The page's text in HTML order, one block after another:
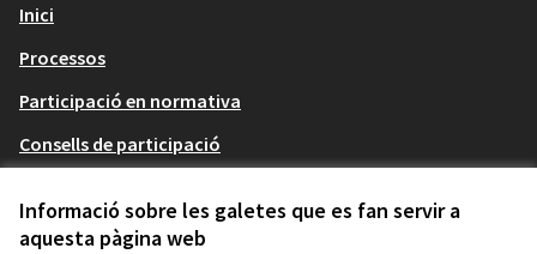
Informació sobre les galetes que es fan servir a
aquesta pàgina web
Inici
Processos
Participació en normativa
Consells de participació
Ajuda